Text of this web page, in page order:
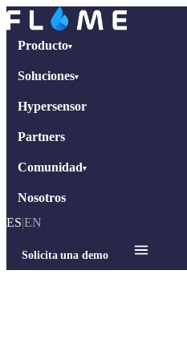
Producto▾
Soluciones▾
Hypersensor
Partners
Comunidad▾
Nosotros
ES|EN
Solicita una demo